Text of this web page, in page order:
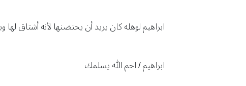
ابراهيم لوهله كان يريد أن يحتضنها لأنه أشتاق
ابراهيم / احم الله يسلمك